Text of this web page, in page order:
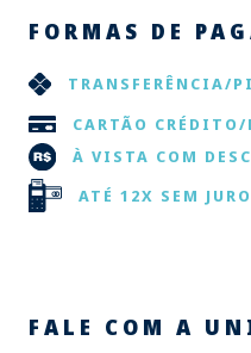
FORMAS DE
TRANSFERÊNCIA/
CARTÃO
À VISTA COM
ATÉ 12X SEM
FALE COM A